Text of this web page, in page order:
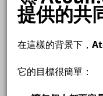
提供的共
在這樣的背景下，
它的目標很簡單：